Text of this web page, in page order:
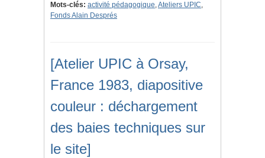
Mots-clés: activité pédagogique,Ateliers UPIC,
Fonds Alain Després
[Atelier UPIC à Orsay,
France 1983, diapositive
couleur : déchargement
des baies techniques sur
le site]